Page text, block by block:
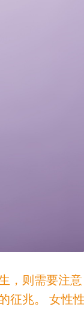
，则需要注意
征兆。 女性